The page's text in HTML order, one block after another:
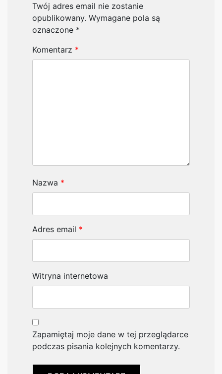
Twój adres email nie zostanie
opublikowany. Wymagane pola są
oznaczone *
Komentarz *
Nazwa *
Adres email *
Witryna internetowa
Zapamiętaj moje dane w tej przeglądarce
podczas pisania kolejnych komentarzy.